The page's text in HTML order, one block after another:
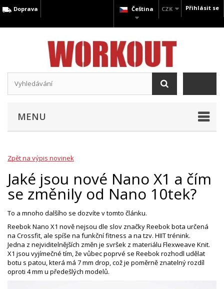
Přihlásit se
CZK
Čeština
Doprava
MENU
Zpět na výpis novinek
Jaké jsou nové Nano X1 a čím
se změnily od Nano 10tek?
To a mnoho dalšího se dozvíte v tomto článku.
Reebok Nano X1 nově nejsou dle slov značky Reebok bota určená
na Crossfit, ale spíše na funkční fitness a na tzv. HIIT trénink.
Jedna z nejviditelnějších změn je svršek z materiálu Flexweave Knit.
X1 jsou vyjímečné tím, že vůbec poprvé se Reebok rozhodl udělat
botu s patou, která má 7 mm drop, což je poměrně znatelný rozdíl
oproti 4 mm u předešlých modelů.